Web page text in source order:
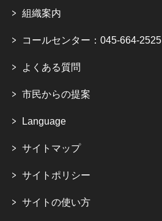
組織案内
コールセンター：045-664-2525
よくある質問
市民からの提案
Language
サイトマップ
サイトポリシー
サイトの使い方